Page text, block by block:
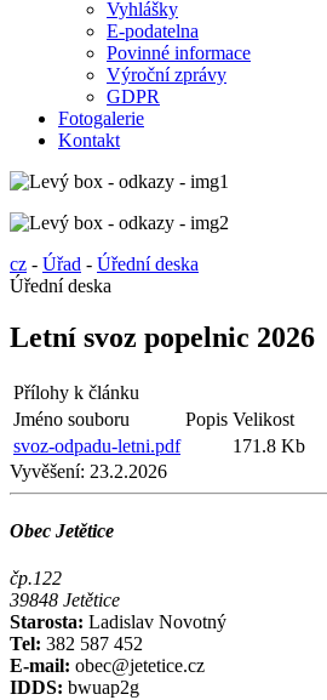
Vyhlášky
E-podatelna
Povinné informace
Výroční zprávy
GDPR
Fotogalerie
Kontakt
cz - Úřad - Úřední deska
Úřední deska
Letní svoz popelnic 2026
Přílohy k článku
Jméno souboru
Popis Velikost
svoz-odpadu-letni.pdf
171.8 Kb
Vyvěšení: 23.2.2026
Obec Jetětice
čp.122
39848 Jetětice
Starosta: Ladislav Novotný
Tel: 382 587 452
E-mail: obec@jetetice.cz
IDDS: bwuap2g